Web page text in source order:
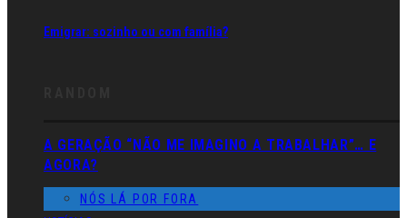
Emigrar: sozinho ou com família?
A GERAÇÃO “NÃO ME IMAGINO A TRABALHAR”… E
AGORA?
NÓS LÁ POR FORA